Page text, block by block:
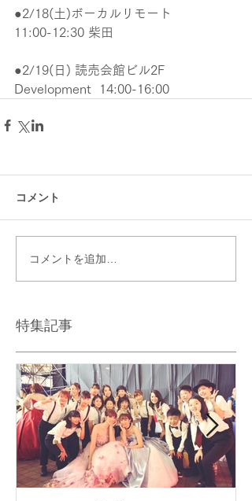
●2/18(土)ボーカルリモート
11:00-12:30 柴田
●2/19(日) 読売会館ビル2F
Development  14:00-16:00
コメント
コメントを追加…
特集記事